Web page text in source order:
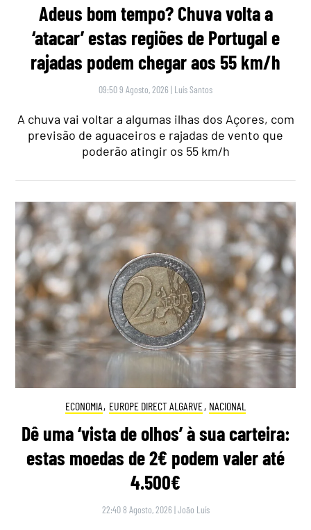
Adeus bom tempo? Chuva volta a
‘atacar’ estas regiões de Portugal e
rajadas podem chegar aos 55 km/h
09:50 9 Agosto, 2026 | Luís Santos
A chuva vai voltar a algumas ilhas dos Açores, com
previsão de aguaceiros e rajadas de vento que
poderão atingir os 55 km/h
ECONOMIA, EUROPE DIRECT ALGARVE, NACIONAL
Dê uma ‘vista de olhos’ à sua carteira:
estas moedas de 2€ podem valer até
4.500€
22:40 8 Agosto, 2026 |João Luís